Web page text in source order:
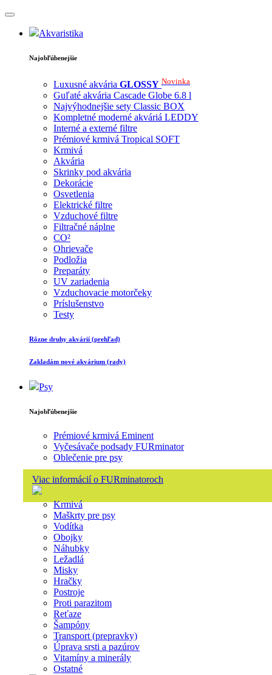
Akvaristika
Najobľúbenejšie
Luxusné akvária GLOSSY Novinka
Guľaté akvária Cascade Globe 6.8 l
Najvýhodnejšie sety Classic BOX
Kompletné moderné akváriá LEDDY
Interné a externé filtre
Prémiové krmivá Tropical SOFT
Krmivá
Akvária
Skrinky pod akvária
Dekorácie
Osvetlenia
Elektrické filtre
Vzduchové filtre
Filtračné náplne
CO²
Ohrievače
Podložia
Preparáty
UV zariadenia
Vzduchovacie motorčeky
Príslušenstvo
Testy
Rôzne druhy akvárií (prehľad)
Zakladám nové akvárium (rady)
Psy
Najobľúbenejšie
Prémiové krmivá Eminent
Vyčesávače podsady FURminator
Oblečenie pre psy
Viac informácií o FURminatoroch
Krmivá
Maškrty pre psy
Vodítka
Obojky
Náhubky
Ležadlá
Misky
Hračky
Postroje
Proti parazitom
Reťaze
Šampóny
Transport (prepravky)
Úprava srsti a pazúrov
Vitamíny a minerály
Ostatné